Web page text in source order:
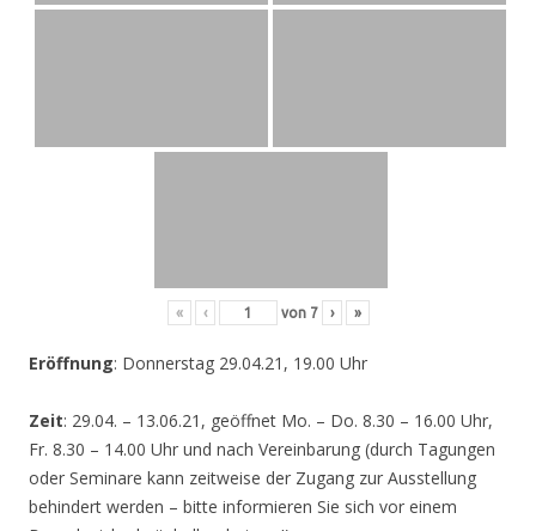
« ‹ von 7 › »
Eröffnung: Donnerstag 29.04.21, 19.00 Uhr
Zeit: 29.04. – 13.06.21, geöffnet Mo. – Do. 8.30 – 16.00 Uhr,
Fr. 8.30 – 14.00 Uhr und nach Vereinbarung (durch Tagungen
oder Seminare kann zeitweise der Zugang zur Ausstellung
behindert werden – bitte informieren Sie sich vor einem